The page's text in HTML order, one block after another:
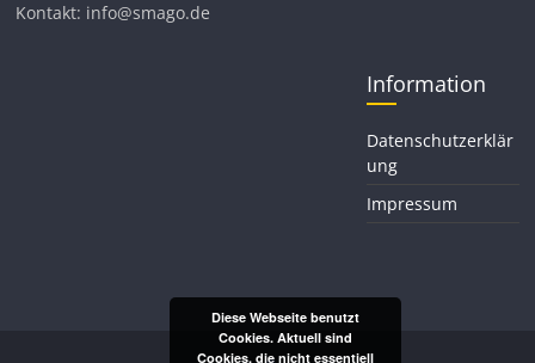
Kontakt: info@smago.de
Information
Datenschutzerklär
ung
Impressum
Diese Webseite benutzt
Cookies. Aktuell sind
Cookies, die nicht essentiell